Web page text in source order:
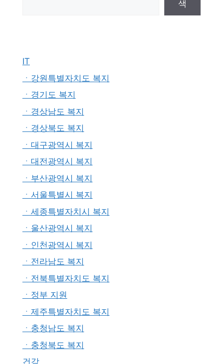
색
IT
ㆍ강원특별자치도 복지
ㆍ경기도 복지
ㆍ경상남도 복지
ㆍ경상북도 복지
ㆍ대구광역시 복지
ㆍ대전광역시 복지
ㆍ부산광역시 복지
ㆍ서울특별시 복지
ㆍ세종특별자치시 복지
ㆍ울산광역시 복지
ㆍ인천광역시 복지
ㆍ전라남도 복지
ㆍ전북특별자치도 복지
ㆍ정부 지원
ㆍ제주특별자치도 복지
ㆍ충청남도 복지
ㆍ충청북도 복지
건강